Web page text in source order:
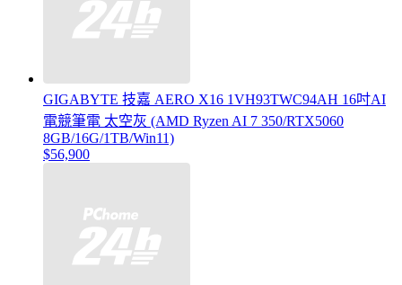
GIGABYTE 技嘉 AERO X16 1VH93TWC94AH 16吋AI
電競筆電 太空灰 (AMD Ryzen AI 7 350/RTX5060
8GB/16G/1TB/Win11)
$56,900